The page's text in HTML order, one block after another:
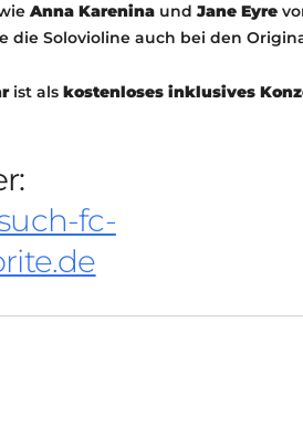
Anna Karenina undJane Eyre
die Solovioline auch bei den
ist als kostenloses inklusives
fc-